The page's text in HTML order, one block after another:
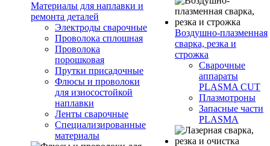
Материалы для наплавки и
ремонта деталей
Электроды сварочные
Проволока сплошная
Проволока
порошковая
Прутки присадочные
Флюсы и проволоки
для износостойкой
наплавки
Ленты сварочные
Специализированные
материалы
Воздушно-плазменная
сварка, резка и
строжка
Сварочные
аппараты
PLASMA CUT
Плазмотроны
Запасные части
PLASMA